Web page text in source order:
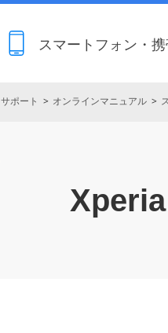
スマートフォン・
サポート オンラインマニュアル